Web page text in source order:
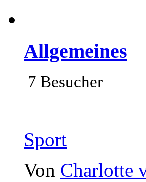
Allgemeines
7 Besucher
Sport
Von Charlotte